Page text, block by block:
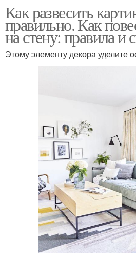
Как развесить
правильно. Как
на стену: правила и
Этому элементу декора уделите